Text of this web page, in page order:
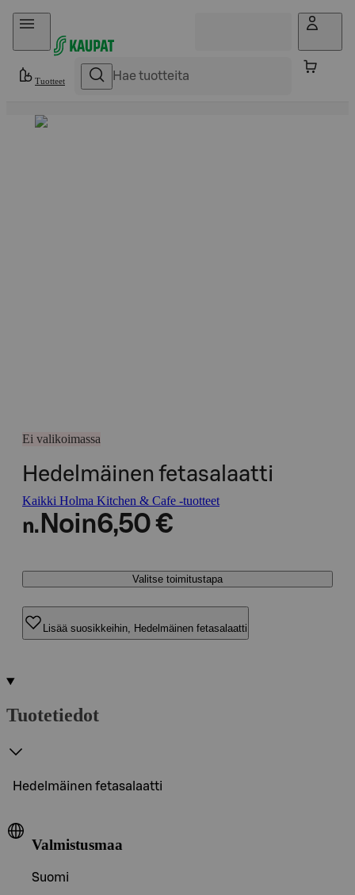
Hyppää sisältöön
Tuotteet
Ei valikoimassa
Hedelmäinen fetasalaatti
Kaikki Holma Kitchen & Cafe -tuotteet
n. Noin6,50 €
Valitse toimitustapa
Lisää suosikkeihin, Hedelmäinen fetasalaatti
Tuotetiedot
Hedelmäinen fetasalaatti
Valmistusmaa
Suomi